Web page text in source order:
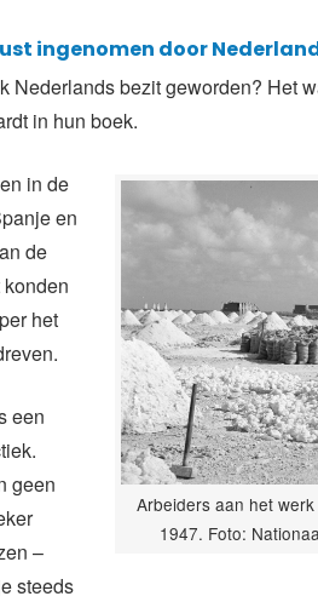
ingenomen door
Nederlands bezit geworden? Het
in hun boek.
Arbeiders aan het
1947. Foto:
in de
en
de
het
een
geen
–
steeds